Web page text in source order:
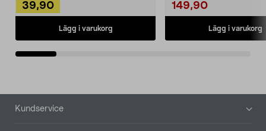
39,90
Lägg i varukorg
149,90
Lägg i varukorg
Sidfot
Kundservice